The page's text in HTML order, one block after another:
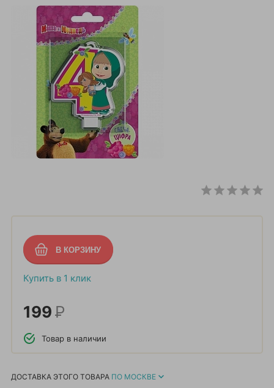
Купить в 1 клик
199Р
Товар в наличии
ДОСТАВКА ЭТОГО ТОВАРА ПО МОСКВЕ